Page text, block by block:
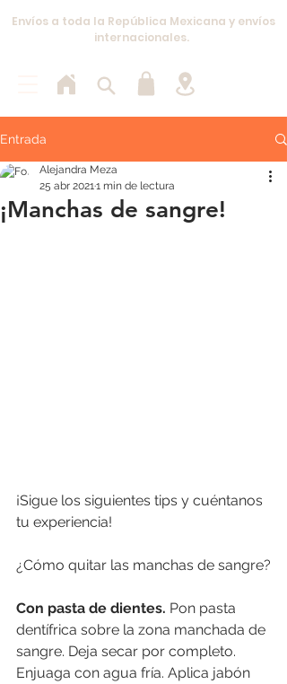
Envíos a toda la República Mexicana y envíos
internacionales.
Entrada
¡Manchas de sangre!
Alejandra Meza
25 abr 20211 min de lectura
¡Sigue los siguientes tips y cuéntanos
tu experiencia!
¿Cómo quitar las manchas de sangre?
Con pasta de dientes. Pon pasta
dentífrica sobre la zona manchada de
sangre. Deja secar por completo.
Enjuaga con agua fría. Aplica jabón